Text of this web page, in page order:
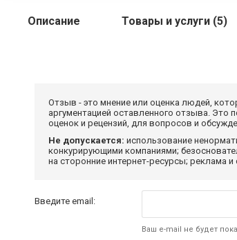
Описание Товары и услуги (5)
Отзыв - это мнение или оценка людей,
аргументацией оставленного отзыва.
оценок и рецензий, для вопросов и
Не допускается: использование
конкурирующими компаниями;
на сторонние интернет-ресурсы; реклама и
Введите email:
Ваш e-mail не будет